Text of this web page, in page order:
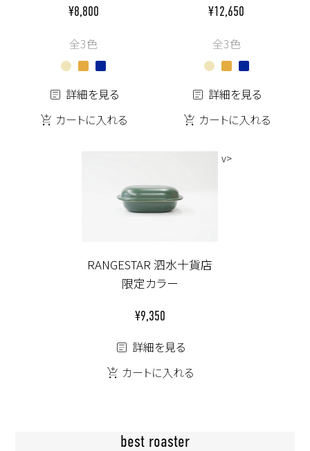
¥8,800
全3色
詳細を見る
カートに入れる
¥12,650
全3色
詳細を見る
カートに入れる
RANGESTAR 泗水十貨店
限定カラー
¥9,350
詳細を見る
カートに入れる
v>
best roaster